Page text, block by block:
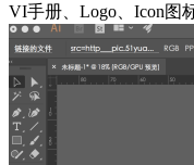
VI手册、Logo、Icon图